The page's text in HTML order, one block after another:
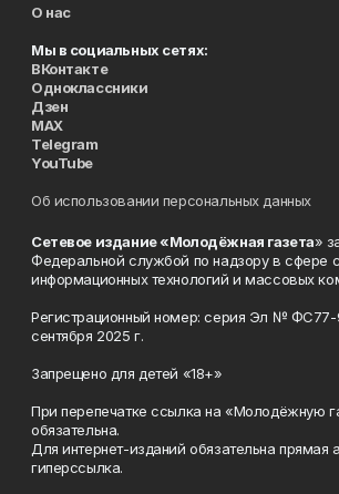
О нас
Мы в социальных сетях:
ВКонтакте
Одноклассники
Дзен
MAX
Telegram
YouTube
Об использовании персональных данных
Сетевое издание «Молодёжная газета»
Федеральной службой по надзору в сфере
информационных технологий и массовых
Регистрационный номер: серия Эл № ФС77-
сентября 2025 г.
Запрещено для детей «18+»
При перепечатке ссылка на «Молодёжную
обязательна.
Для интернет-изданий обязательна прямая
гиперссылка.